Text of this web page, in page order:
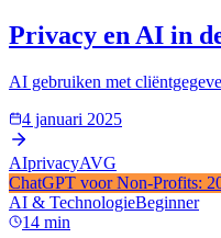
Privacy en AI in
AI gebruiken met
4 januari 2025
AIprivacyAVG
ChatGPT voor Non-Profits:
AI & TechnologieBeginner
14 min